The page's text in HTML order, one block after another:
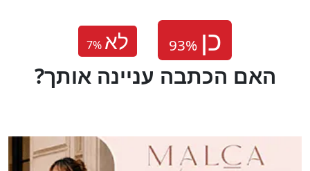
7% לא
?האם הכתבה עניינה אותך